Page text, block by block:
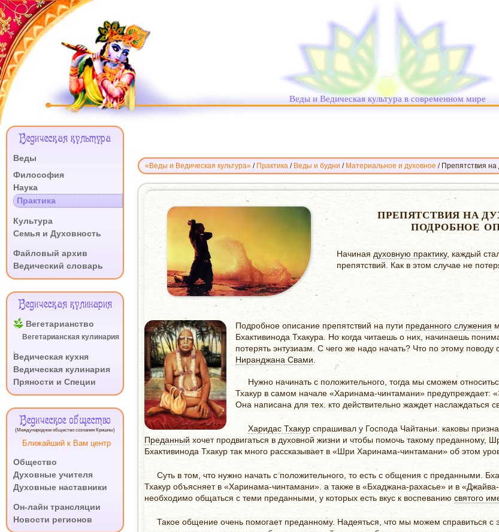
Веды и Ведическая культура в современном мире
«Веды и Ведическая культура» / Практика / Веды и будни / Материальное и духовное / Препятствия
ПРЕПЯТСТВИЯ
ДУХОВНОМ
ПРЕПЯТСТВИЯ НА
ПОДРОБНОЕ
Начиная духовную практику, каждый
препятствий. Как в этом случае не
Подробное описание препятствий на пути преданного служения
Бхактивинода Тхакура. Но когда читаешь о них, начинаешь
потерять энтузиазм. С чего же надо начать? Что по этому поводу
Ниранджана Свами
Нужно начинать с положительного, тогда мы сможем
Тхакур в самом начале «Харинама-чинтамани» предупреждает:
Она написана для тех. кто действительно жаждет наслаждаться
Харидас Тхакур спрашивал у Господа Чайтаньи. каковы
Преданный хочет продвигаться в духовной жиз­ни и чтобы помочь такому преданному,
Бхактивинода Тхакур так много рассказывает в «Шри Харинама-чинтамани» об этом
Суть в том, что нужно начать с положительного, то есть с общения с преданными.
Тхакур объясняет в «Харинама-чинтамани». а также в «Бхаджана-рахасье» и в
необходимо об­щаться с теми преданными, у которых есть вкус к воспеванию святого
Такое общение очень помогает преданному. Надеяться, что мы можем справиться с
Меню
Ведическая культура
Веды
Философия
Наука
Практика
Культура
Семья и Духовность
Файловый архив
Ведический словарь
Ведическая кулинария
Вегетарианство
Вегетарианская кулинария
Ведическая кухня
Ведическая кулинария
Пряности и Специи
Ведическое общество
(Международное общество сознания Кришны)
Ближайший к Вам центр
Общество
Духовные учителя
Духовные наставники
Он-лайн трансляции
Новости регионов